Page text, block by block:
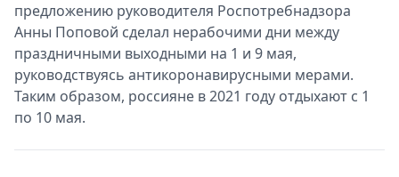
предложению руководителя Роспотребнадзора
Анны Поповой сделал нерабочими дни между
праздничными выходными на 1 и 9 мая,
руководствуясь антикоронавирусными мерами.
Таким образом, россияне в 2021 году отдыхают с 1
по 10 мая.